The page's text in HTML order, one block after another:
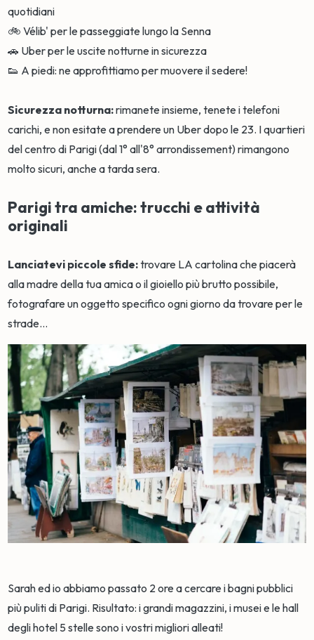
quotidiani
🚲 Vélib' per le passeggiate lungo la Senna
🚗 Uber per le uscite notturne in sicurezza
👟 A piedi: ne approfittiamo per muovere il sedere!
Sicurezza notturna:rimanete insieme, tenete i telefoni
carichi, e non esitate a prendere un Uber dopo le 23. I quartieri
del centro di Parigi (dal 1° all'8° arrondissement) rimangono
molto sicuri, anche a tarda sera.
Parigi tra amiche: trucchi e attività
originali
Lanciatevi piccole sfide:trovare LA cartolina che piacerà
alla madre della tua amica o il gioiello più brutto possibile,
fotografare un oggetto specifico ogni giorno da trovare per le
strade...
Sarah ed io abbiamo passato 2 ore a cercare i bagni pubblici
più puliti di Parigi. Risultato: i grandi magazzini, i musei e le hall
degli hotel 5 stelle sono i vostri migliori alleati!